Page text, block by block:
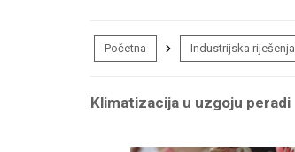
Početna Industrijska riješenja
Klimatizacija u uzgoju peradi